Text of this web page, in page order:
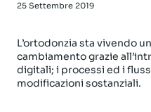
25 Settembre 2019
L’ortodonzia sta vivendo
cambiamento grazie
digitali; i processi ed i
modificazioni sostanziali.